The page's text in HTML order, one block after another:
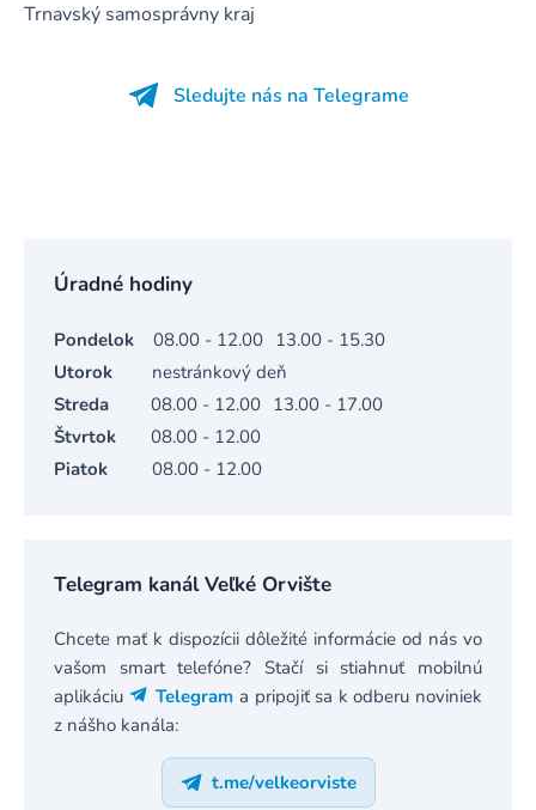
Trnavský samosprávny kraj
Sledujte nás na Telegrame
Úradné hodiny
Pondelok 08.00 - 12.00 13.00 - 15.30
Utorok
nestránkový deň
Streda
08.00 - 12.00 13.00 - 17.00
Štvrtok
08.00 - 12.00
Piatok
08.00 - 12.00
Telegram kanál Veľké Orvište
Chcete mať k dispozícii dôležité informácie od nás vo
vašom smart telefóne? Stačí si stiahnuť mobilnú
aplikáciu
Telegram a pripojiť sa k odberu noviniek
z nášho kanála:
t.me/velkeorviste